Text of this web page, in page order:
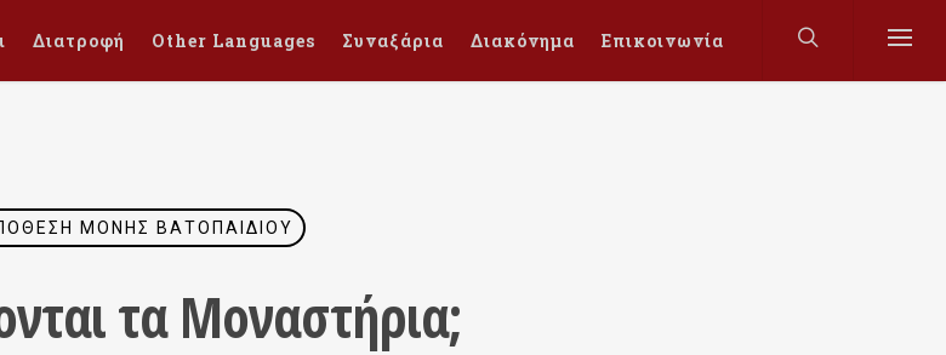
Διατροφή Other Languages Συναξάρια Διακόνημα Επικοινωνία
ΜΟΝΉΣ ΒΑΤΟΠΑΙΔΊΟΥ
τα Μοναστήρια;